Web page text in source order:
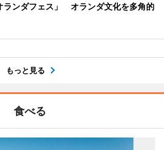
ランダフェス」 オランダ文化を多角的
もっと見る
食べる